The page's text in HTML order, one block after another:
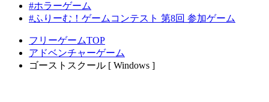
#ホラーゲーム
#ふりーむ！ゲームコンテスト 第8回 参加ゲーム
フリーゲームTOP
アドベンチャーゲーム
ゴーストスクール [ Windows ]